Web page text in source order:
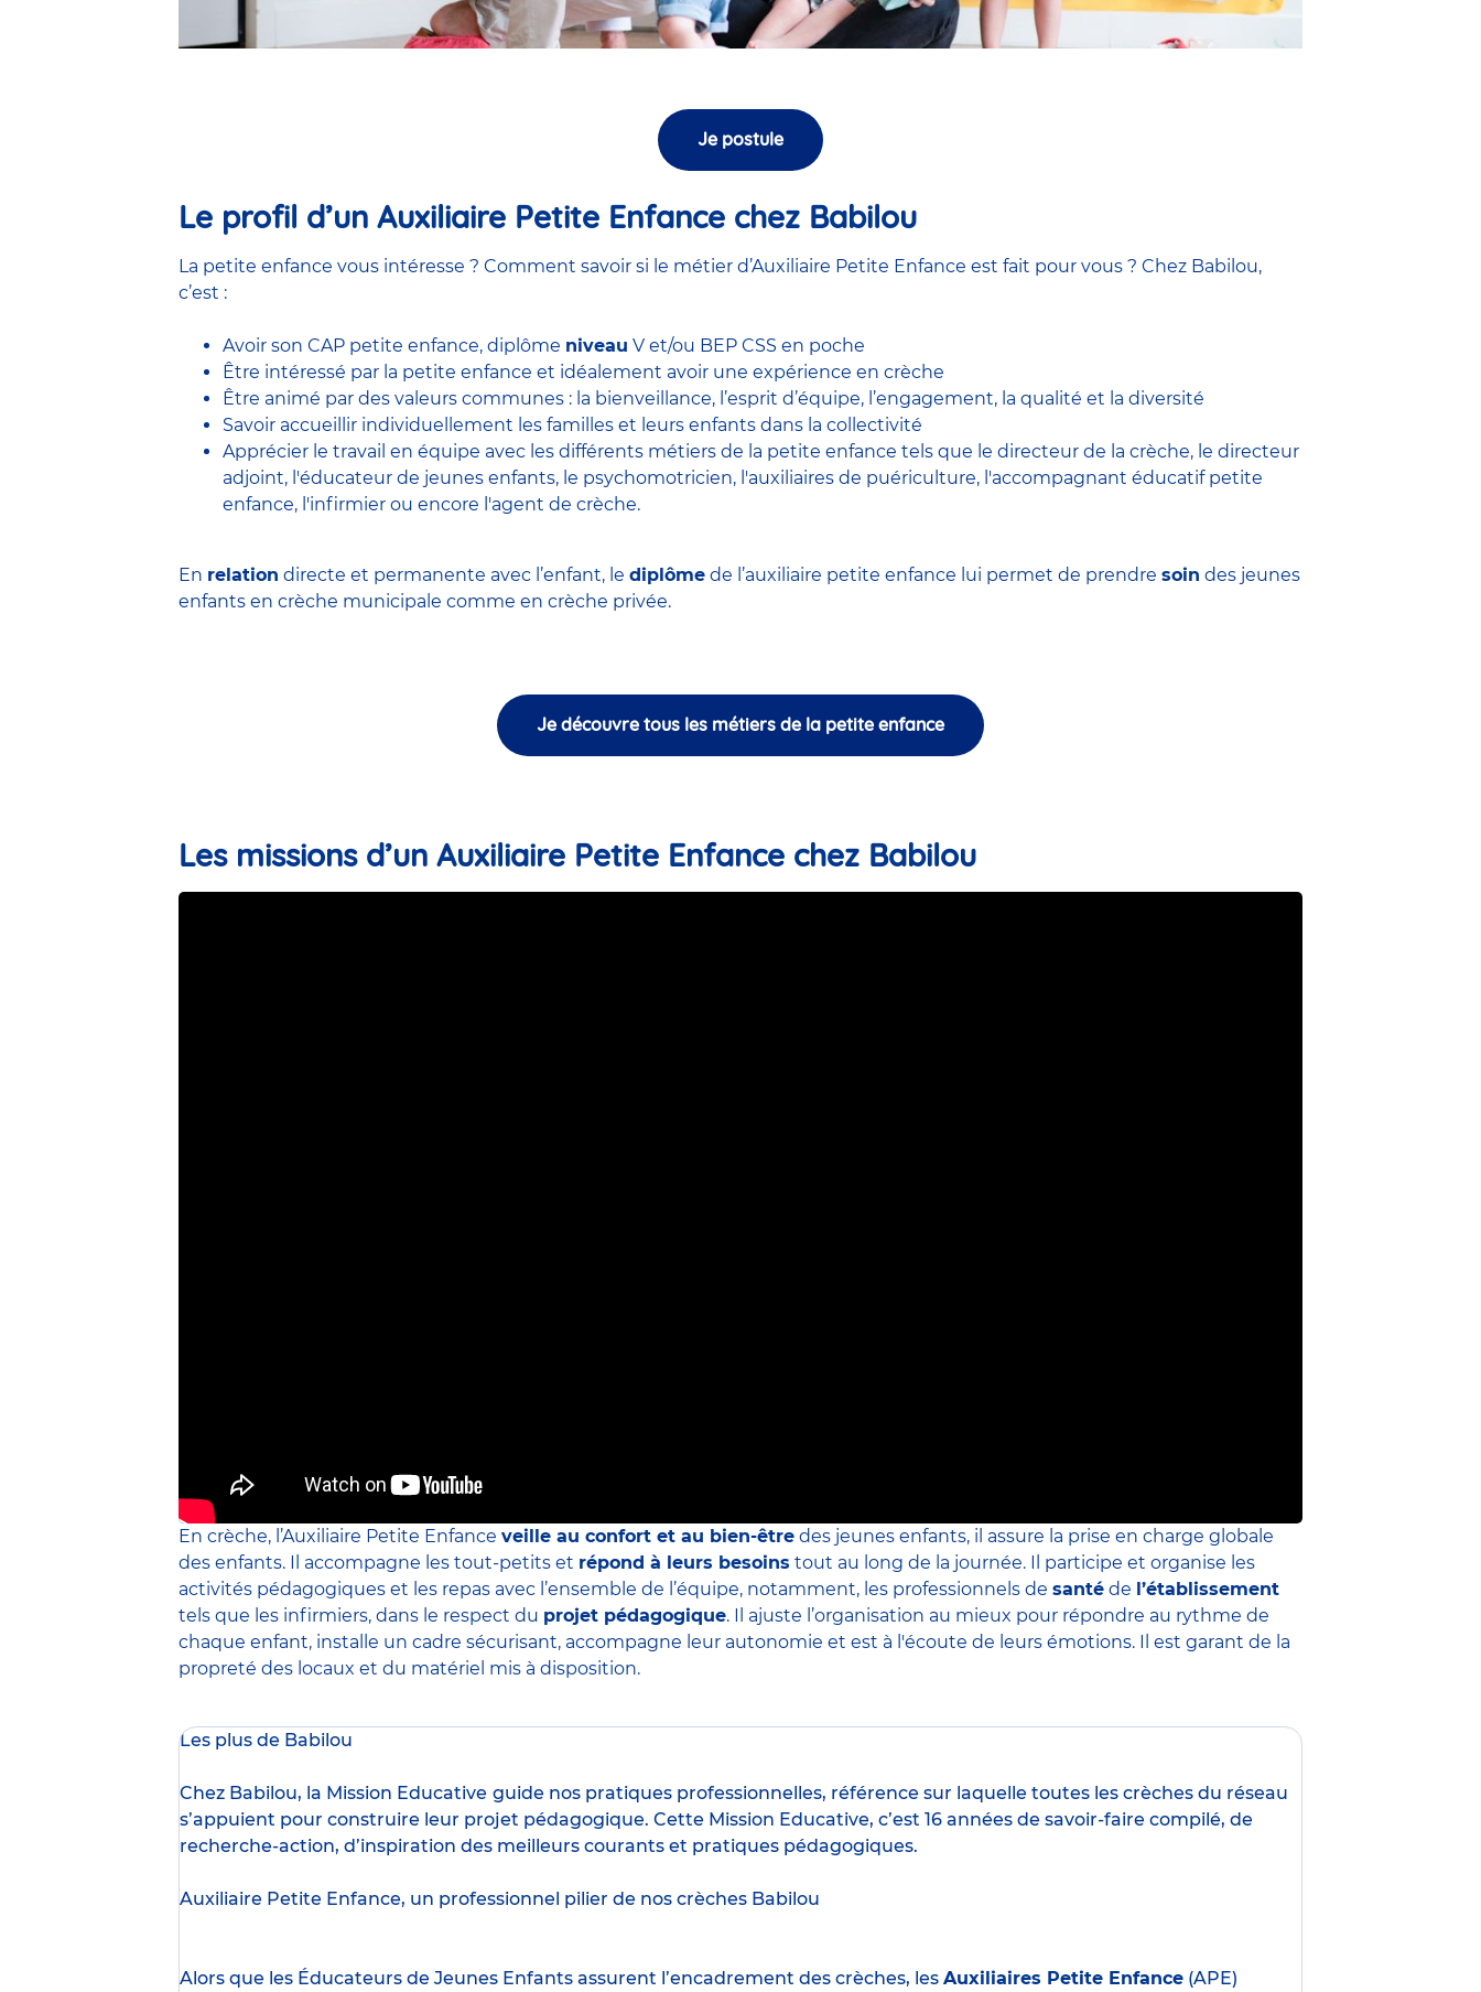
Je postule
Le profil d’un Auxiliaire Petite Enfance chez Babilou
La petite enfance vous intéresse ? Comment savoir si le métier d’Auxiliaire Petite Enfance est fait pour vous ? Chez Babilou,
c’est :
Avoir son CAP petite enfance, diplôme niveau V et/ou BEP CSS en poche
Être intéressé par la petite enfance et idéalement avoir une expérience en crèche
Être animé par des valeurs communes : la bienveillance, l’esprit d’équipe, l’engagement, la qualité et la diversité
Savoir accueillir individuellement les familles et leurs enfants dans la collectivité
Apprécier le travail en équipe avec les différents métiers de la petite enfance tels que le directeur de la crèche, le directeur
adjoint, l'éducateur de jeunes enfants, le psychomotricien, l'auxiliaires de puériculture, l'accompagnant éducatif petite
enfance, l'infirmier ou encore l'agent de crèche.
En relation directe et permanente avec l’enfant, le diplôme de l’auxiliaire petite enfance lui permet de prendre soin des jeunes
enfants en crèche municipale comme en crèche privée.
Je découvre tous les métiers de la petite enfance
Les missions d’un Auxiliaire Petite Enfance chez Babilou
En crèche, l’Auxiliaire Petite Enfance veille au confort et au bien-être des jeunes enfants, il assure la prise en charge globale
des enfants. Il accompagne les tout-petits et répond à leurs besoins tout au long de la journée. Il participe et organise les
activités pédagogiques et les repas avec l’ensemble de l’équipe, notamment, les professionnels de santé de l’établissement
tels que les infirmiers, dans le respect du projet pédagogique. Il ajuste l’organisation au mieux pour répondre au rythme de
chaque enfant, installe un cadre sécurisant, accompagne leur autonomie et est à l'écoute de leurs émotions. Il est garant de la
propreté des locaux et du matériel mis à disposition.
Les plus de Babilou
Chez Babilou, la Mission Educative guide nos pratiques professionnelles, référence sur laquelle toutes les crèches du réseau
s’appuient pour construire leur projet pédagogique. Cette Mission Educative, c’est 16 années de savoir-faire compilé, de
recherche-action, d’inspiration des meilleurs courants et pratiques pédagogiques.
Auxiliaire Petite Enfance, un professionnel pilier de nos crèches Babilou
Alors que les Éducateurs de Jeunes Enfants assurent l’encadrement des crèches, les Auxiliaires Petite Enfance (APE)